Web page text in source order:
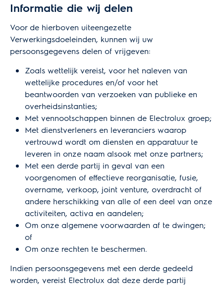
Informatie die wij delen
Voor de hierboven uiteengezette
Verwerkingsdoeleinden, kunnen wij uw
persoonsgegevens delen of vrijgeven:
Zoals wettelijk vereist, voor het naleven van
wettelijke procedures en/of voor het
beantwoorden van verzoeken van publieke en
overheidsinstanties;
Met vennootschappen binnen de Electrolux groep;
Met dienstverleners en leveranciers waarop
vertrouwd wordt om diensten en apparatuur te
leveren in onze naam alsook met onze partners;
Met een derde partij in geval van een
voorgenomen of effectieve reorganisatie, fusie,
overname, verkoop, joint venture, overdracht of
andere herschikking van alle of een deel van onze
activiteiten, activa en aandelen;
Om onze algemene voorwaarden af te dwingen;
of
Om onze rechten te beschermen.
Indien persoonsgegevens met een derde gedeeld
worden, vereist Electrolux dat deze derde partij